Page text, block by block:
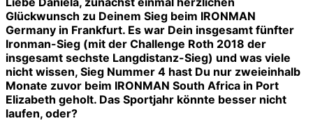
Glückwunsch zu Deinem Sieg beim IRONMAN
Germany in Frankfurt. Es war Dein insgesamt fünfter
Ironman-Sieg (mit der Challenge Roth 2018 der
insgesamt sechste Langdistanz-Sieg) und was viele
nicht wissen, Sieg Nummer 4 hast Du nur zweieinhalb
Monate zuvor beim IRONMAN South Africa in Port
Elizabeth geholt. Das Sportjahr könnte besser nicht
laufen, oder?